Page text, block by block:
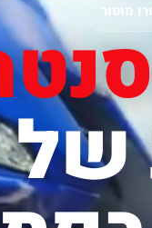
מוטור
של